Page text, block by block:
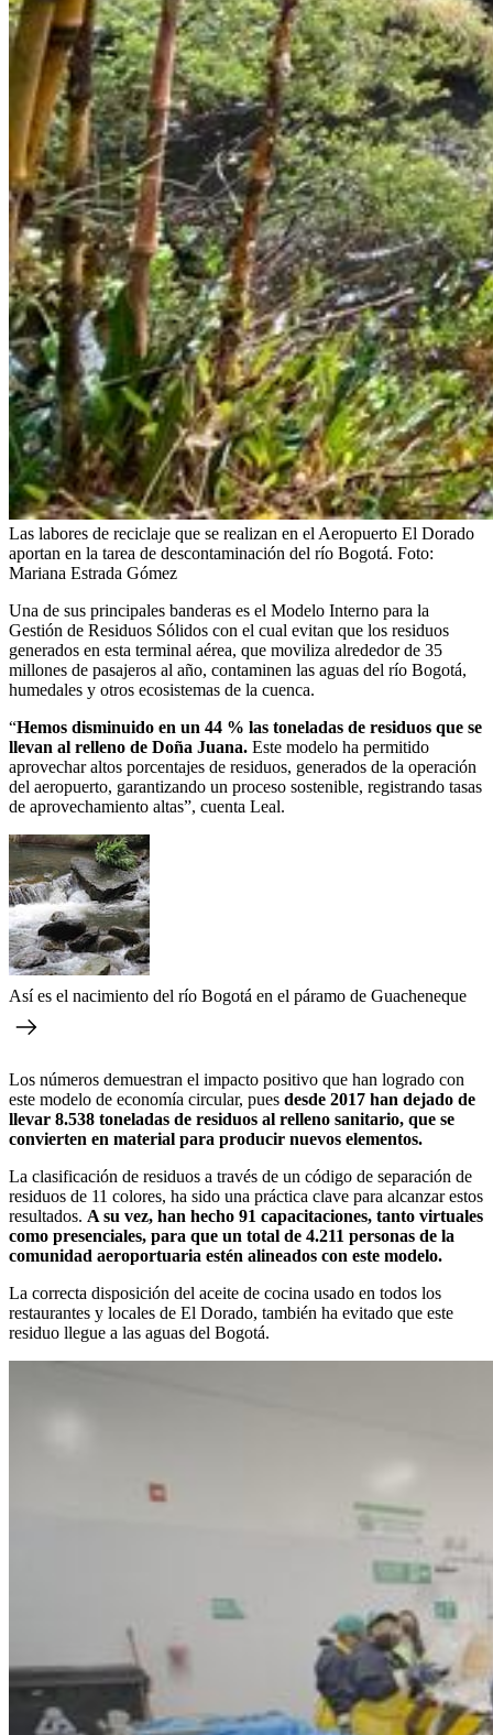
Las labores de reciclaje que se realizan en el Aeropuerto El Dorado
aportan en la tarea de descontaminación del río Bogotá. Foto:
Mariana Estrada Gómez
Una de sus principales banderas es el Modelo Interno para la
Gestión de Residuos Sólidos con el cual evitan que los residuos
generados en esta terminal aérea, que moviliza alrededor de 35
millones de pasajeros al año, contaminen las aguas del río Bogotá,
humedales y otros ecosistemas de la cuenca.
“Hemos disminuido en un 44 % las toneladas de residuos que se
llevan al relleno de Doña Juana. Este modelo ha permitido
aprovechar altos porcentajes de residuos, generados de la operación
del aeropuerto, garantizando un proceso sostenible, registrando tasas
de aprovechamiento altas”, cuenta Leal.
Así es el nacimiento del río Bogotá en el páramo de Guacheneque
Los números demuestran el impacto positivo que han logrado con
este modelo de economía circular, pues desde 2017 han dejado de
llevar 8.538 toneladas de residuos al relleno sanitario, que se
convierten en material para producir nuevos elementos.
La clasificación de residuos a través de un código de separación de
residuos de 11 colores, ha sido una práctica clave para alcanzar estos
resultados. A su vez, han hecho 91 capacitaciones, tanto virtuales
como presenciales, para que un total de 4.211 personas de la
comunidad aeroportuaria estén alineados con este modelo.
La correcta disposición del aceite de cocina usado en todos los
restaurantes y locales de El Dorado, también ha evitado que este
residuo llegue a las aguas del Bogotá.